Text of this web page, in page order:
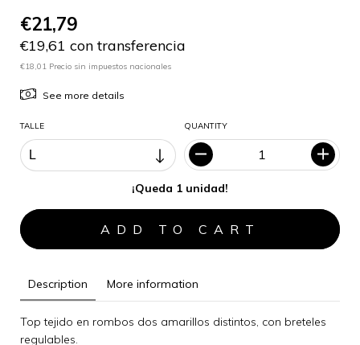
€21,79
€19,61 con transferencia
€18,01 Precio sin impuestos nacionales
See more details
TALLE QUANTITY
¡Queda 1 unidad!
Description More information
Top tejido en rombos dos amarillos distintos, con breteles
regulables.